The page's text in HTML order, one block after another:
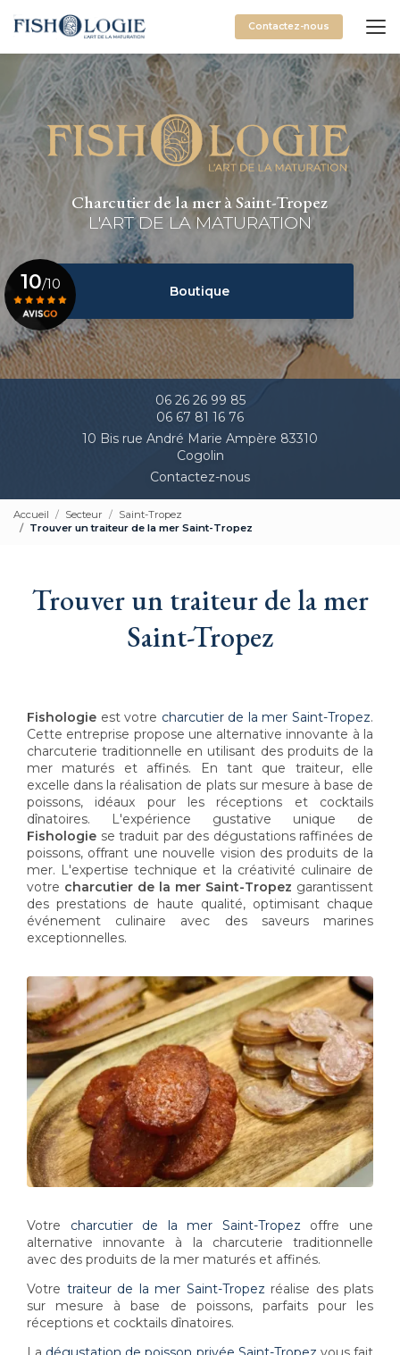
au
principal
Contactez-nous
Charcutier de la mer à Saint-Tropez
L'ART DE LA MATURATION
Boutique
06 26 26 99 85
06 67 81 16 76
10 Bis rue André Marie Ampère 83310
Cogolin
Contactez-nous
10/10
Voir le certificat
Accueil Secteur
Saint-Tropez
Trouver un traiteur de la mer Saint-Tropez
Trouver un traiteur de la mer
Saint-Tropez
Fishologie est votre charcutier de la mer Saint-Tropez.
Cette entreprise propose une alternative innovante à la
charcuterie traditionnelle en utilisant des produits de la
mer maturés et affinés. En tant que traiteur, elle
excelle dans la réalisation de plats sur mesure à base de
poissons, idéaux pour les réceptions et cocktails
dînatoires. L'expérience gustative unique de
Fishologie se traduit par des dégustations raffinées de
poissons, offrant une nouvelle vision des produits de la
mer. L'expertise technique et la créativité culinaire de
votre charcutier de la mer Saint-Tropez garantissent
des prestations de haute qualité, optimisant chaque
événement culinaire avec des saveurs marines
exceptionnelles.
Votre charcutier de la mer Saint-Tropez offre une
alternative innovante à la charcuterie traditionnelle
avec des produits de la mer maturés et affinés.
Votre traiteur de la mer Saint-Tropez réalise des plats
sur mesure à base de poissons, parfaits pour les
réceptions et cocktails dînatoires.